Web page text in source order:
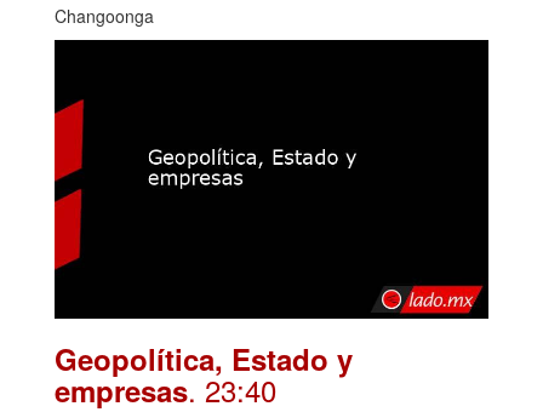
Changoonga
Geopolítica, Estado y
empresas. 23:40